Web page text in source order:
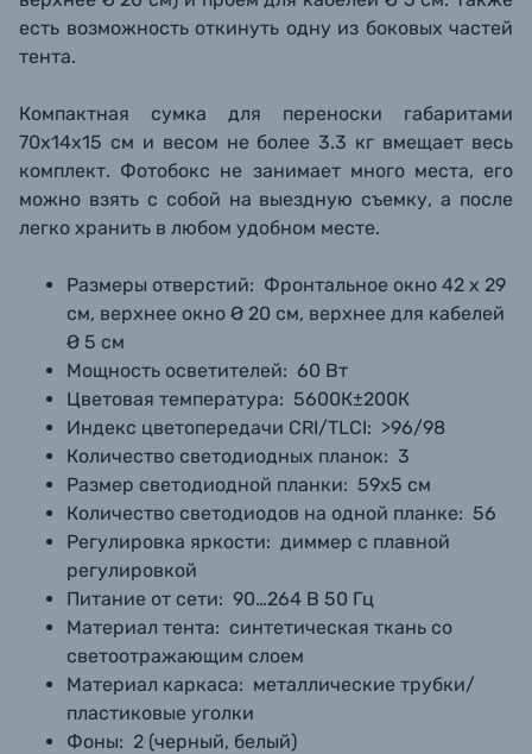
есть возможность откинуть одну из боковых частей
тента.
Компактная сумка для переноски габаритами
70х14х15 см и весом не более 3.3 кг вмещает весь
комплект. Фотобокс не занимает много места, его
можно взять с собой на выездную съемку, а после
легко хранить в любом удобном месте.
Размеры отверстий: Фронтальное окно 42 х 29
см, верхнее окно Ø 20 см, верхнее для кабелей
Ø 5 см
Мощность осветителей: 60 Вт
Цветовая температура: 5600К±200К
Индекс цветопередачи CRI/TLCI: >96/98
Количество светодиодных планок: 3
Размер светодиодной планки: 59х5 см
Количество светодиодов на одной планке: 56
Регулировка яркости: диммер с плавной
регулировкой
Питание от сети: 90…264 В 50 Гц
Материал тента: синтетическая ткань со
светоотражающим слоем
Материал каркаса: металлические трубки/
пластиковые уголки
Фоны: 2 (черный, белый)